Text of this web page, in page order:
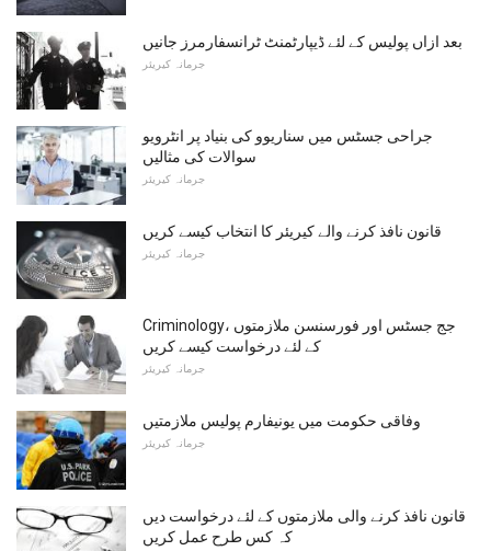
بعد ازاں پولیس کے لئے ڈیپارٹمنٹ ٹرانسفارمرز جانیں
جرمانہ کیریئر
جراحی جسٹس میں سناریوو کی بنیاد پر انٹرویو
سوالات کی مثالیں
جرمانہ کیریئر
قانون نافذ کرنے والے کیریئر کا انتخاب کیسے کریں
جرمانہ کیریئر
Criminology، جج جسٹس اور فورسنسن ملازمتوں
کے لئے درخواست کیسے کریں
جرمانہ کیریئر
وفاقی حکومت میں یونیفارم پولیس ملازمتیں
جرمانہ کیریئر
قانون نافذ کرنے والی ملازمتوں کے لئے درخواست دیں
کہ کس طرح عمل کریں